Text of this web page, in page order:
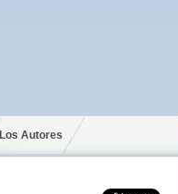
Los Autores